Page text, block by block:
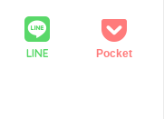
LINE Pocket